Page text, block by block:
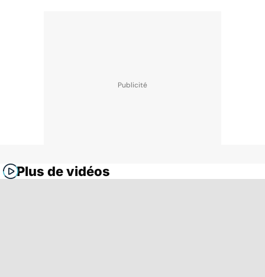
Plus de vidéos